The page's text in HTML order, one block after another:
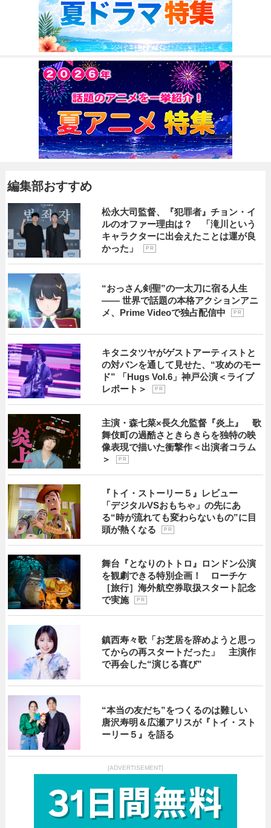
編集部おすすめ
松永大司監督、『犯罪者』チョン・イ
ルのオファー理由は？ 「滝川という
キャラクターに出会えたことは運が良
かった」
P R
“おっさん剣聖”の一太刀に宿る人生
―― 世界で話題の本格アクションアニ
メ、Prime Videoで独占配信中
P R
キタニタツヤがゲストアーティストと
の対バンを通して見せた、“攻めのモー
ド” 「Hugs Vol.6」神戸公演＜ライブ
レポート＞
P R
主演・森七菜×長久允監督『炎上』 歌
舞伎町の過酷さときらきらを独特の映
像表現で描いた衝撃作＜出演者コラム
＞
P R
『トイ・ストーリー５』レビュー
「デジタルVSおもちゃ」の先にあ
る“時が流れても変わらないもの”に目
頭が熱くなる
P R
舞台『となりのトトロ』ロンドン公演
を観劇できる特別企画！ ローチケ
［旅行］海外航空券取扱スタート記念
で実施
P R
鎮西寿々歌「お芝居を辞めようと思っ
てからの再スタートだった」 主演作
で再会した“演じる喜び”
“本当の友だち”をつくるのは難しい
唐沢寿明＆広瀬アリスが『トイ・スト
ーリー５』を語る
[ADVERTISEMENT]